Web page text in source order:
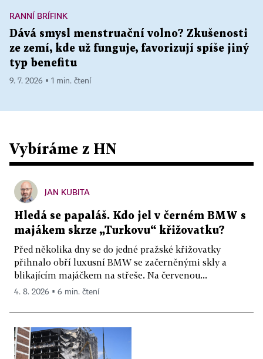
RANNÍ BRÍFINK
Dává smysl menstruační volno? Zkušenosti
ze zemí, kde už funguje, favorizují spíše jiný
typ benefitu
9. 7. 2026 ▪ 1 min. čtení
Vybíráme z HN
JAN KUBITA
Hledá se papaláš. Kdo jel v černém BMW s
majákem skrze „Turkovu“ křižovatku?
Před několika dny se do jedné pražské křižovatky
přihnalo obří luxusní BMW se začerněnými skly a
blikajícím majáčkem na střeše. Na červenou...
4. 8. 2026 ▪ 6 min. čtení